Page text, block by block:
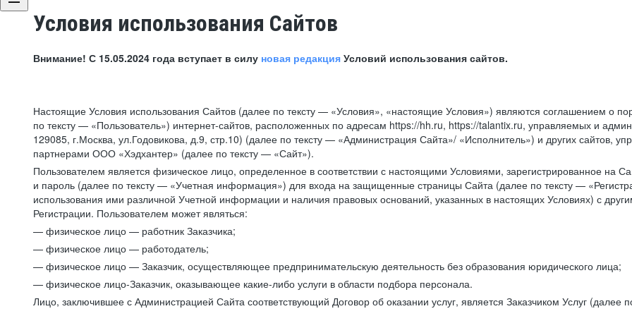
Условия использования Сайтов
Внимание! С 15.05.2024 года вступает в силу новая редакция Условий использования сайтов.
Настоящие Условия использования Сайтов (далее по тексту — «Условия», «настоящие Условия») являются соглашением о
по тексту — «Пользователь») интернет-сайтов, расположенных по адресам https://hh.ru, https://talantix.ru, управляемых и
129085, г.Москва, ул.Годовикова, д.9, стр.10) (далее по тексту — «Администрация Сайта»/ «Исполнитель») и других сайтов,
партнерами ООО «Хэдхантер» (далее по тексту — «Сайт»).
Пользователем является физическое лицо, определенное в соответствии с настоящими Условиями, зарегистрированное на
и пароль (далее по тексту — «Учетная информация») для входа на защищенные страницы Сайта (далее по тексту —
использования ими различной Учетной информации и наличия правовых оснований, указанных в настоящих Условиях) с
Регистрации. Пользователем может являться:
— физическое лицо — работник Заказчика;
— физическое лицо — работодатель;
— физическое лицо — Заказчик, осуществляющее предпринимательскую деятельность без образования юридического лица;
— физическое лицо-Заказчик, оказывающее какие-либо услуги в области подбора персонала.
Лицо, заключившее с Администрацией Сайта соответствующий Договор об оказании услуг, является Заказчиком Услуг (далее